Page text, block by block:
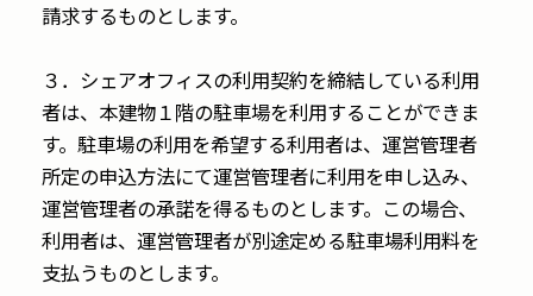
請求するものとします。
３．シェアオフィスの利用契約を締結している利用
者は、本建物１階の駐車場を利用することができま
す。駐車場の利用を希望する利用者は、運営管理者
所定の申込方法にて運営管理者に利用を申し込み、
運営管理者の承諾を得るものとします。この場合、
利用者は、運営管理者が別途定める駐車場利用料を
支払うものとします。